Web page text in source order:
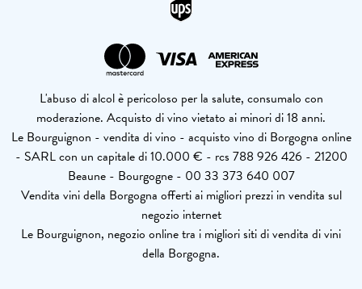
L'abuso di alcol è pericoloso per la salute, consumalo con
moderazione. Acquisto di vino vietato ai minori di 18 anni.
Le Bourguignon - vendita di vino - acquisto vino di Borgogna online
- SARL con un capitale di 10.000 € - rcs 788 926 426 - 21200
Beaune - Bourgogne - 00 33 373 640 007
Vendita vini della Borgogna offerti ai migliori prezzi in vendita sul
negozio internet
Le Bourguignon, negozio online tra i migliori siti di vendita di vini
della Borgogna.